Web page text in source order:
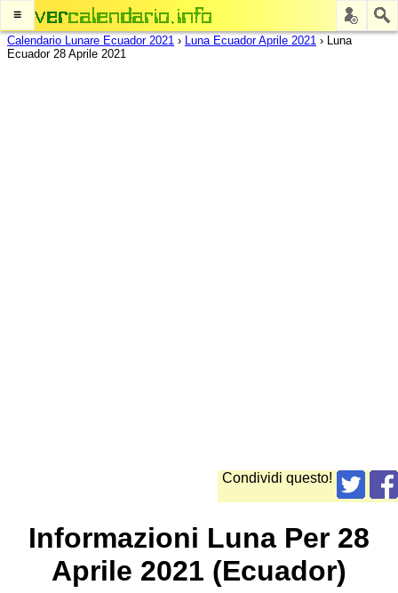
≡
Calendario Lunare Ecuador 2021 › Luna Ecuador Aprile 2021 › Luna
Ecuador 28 Aprile 2021
Condividi questo!
Informazioni Luna Per 28
Aprile 2021 (Ecuador)